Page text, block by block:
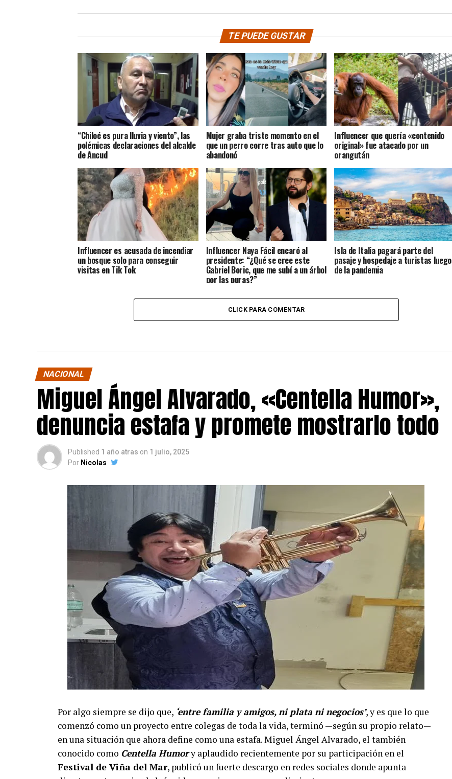
TE PUEDE GUSTAR
“Chiloé es pura lluvia y viento”, las
polémicas declaraciones del alcalde
de Ancud
Mujer graba triste momento en el
que un perro corre tras auto que lo
abandonó
Influencer que quería «contenido
original» fue atacado por un
orangután
Influencer es acusada de incendiar
un bosque solo para conseguir
visitas en Tik Tok
Influencer Naya Fácil encaró al
presidente: “¿Qué se cree este
Gabriel Boric, que me subí a un árbol
por las puras?”
Isla de Italia pagará parte del
pasaje y hospedaje a turistas luego
de la pandemia
CLICK PARA COMENTAR
NACIONAL
Miguel Ángel Alvarado, «Centella Humor»,
denuncia estafa y promete mostrarlo todo
Published 1 año atras on 1 julio, 2025
Por Nicolas
Por algo siempre se dijo que, ‘entre familia y amigos, ni plata ni negocios’, y es que lo que
comenzó como un proyecto entre colegas de toda la vida, terminó —según su propio relato—
en una situación que ahora define como una estafa. Miguel Ángel Alvarado, el también
conocido como Centella Humory aplaudido recientemente por su participación en el
Festival de Viña del Mar, publicó un fuerte descargo en redes sociales donde apunta